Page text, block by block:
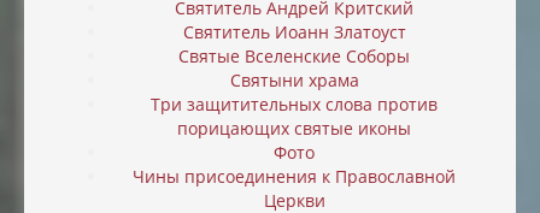
Святитель Андрей Критский
Святитель Иоанн Златоуст
Святые Вселенские Соборы
Святыни храма
Три защитительных слова против
порицающих святые иконы
Фото
Чины присоединения к Православной
Церкви